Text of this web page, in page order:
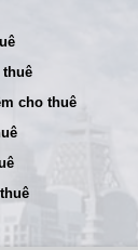
thuê
cho thuê